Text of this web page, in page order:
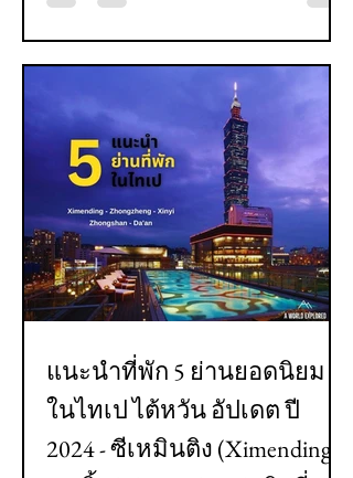
แนะนำที่พัก 5 ย่านยอดนิยม
ในไทเป ไต้หวัน อัปเดต ปี
2024 - ซีเหมินติง (Ximending),